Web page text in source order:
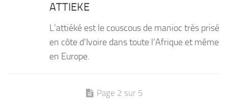
ATTIEKE
L’attiéké est le couscous de manioc très prisé
en côte d’Ivoire dans toute l’Afrique et même
en Europe.
Page 2 sur 5